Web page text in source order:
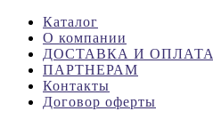
Каталог
О компании
ДОСТАВКА И ОПЛАТА
ПАРТНЕРАМ
Контакты
Договор оферты